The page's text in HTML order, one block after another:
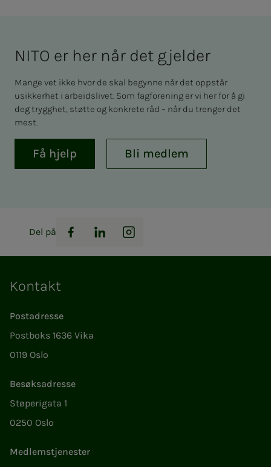
NITO er her når det gjel­­­der
Mange vet ikke hvor de skal begynne når det oppstår
usikkerhet i arbeidslivet. Som fagforening er vi her for å gi
deg trygghet, støtte og konkrete råd – når du trenger det
mest.
Få hjelp Bli medlem
Del på
Facebook
LinkedInInstagram
Kontakt
Postadresse
Postboks 1636 Vika
0119 Oslo
Besøksadresse
Støperigata 1
0250 Oslo
Medlemstjenester